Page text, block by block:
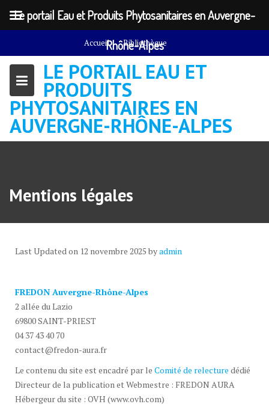
content
Accueil Bibliothèque
LE PORTAIL EAU ET
PRODUITS
PHYTOSANITAIRES EN
AUVERGNE-RHÔNE-ALPES
Mentions légales
Last Updated on 12 novembre 2025 byadmin
FREDON Auvergne-Rhône-Alpes
2 allée du Lazio
69800 SAINT-PRIEST
04 37 43 40 70
contact@fredon-aura.fr
Le contenu du site est encadré par le Comité de relecture dédié
Directeur de la publication et Webmestre : FREDON AURA
Hébergeur du site : OVH (www.ovh.com)
Le portail Eau et Produits Phytosanitaires en Auvergne-
Rhône-Alpes